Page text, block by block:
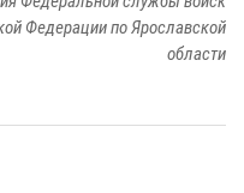
Федерации по Ярославской
области